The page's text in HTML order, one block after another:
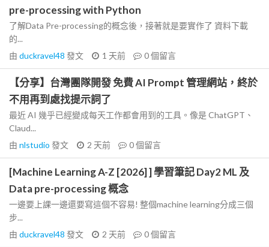
pre-processing with Python
了解Data Pre-processing的概念後，接著就是要實作了 資料下載
的...
由 duckravel48 發文 1 天前 0個留言
【分享】台灣團隊開發 免費 AI Prompt 管理網站，終於
不用再到處找提示詞了
最近 AI 幾乎已經變成每天工作都會用到的工具。像是 ChatGPT、
Claud...
由 nlstudio 發文 2 天前 0個留言
[Machine Learning A-Z [2026] ] 學習筆記 Day2 ML 及
Data pre-processing 概念
一邊要上課一邊還要寫這個不容易! 整個machine learning分成三個
步...
由 duckravel48 發文 2 天前 0個留言